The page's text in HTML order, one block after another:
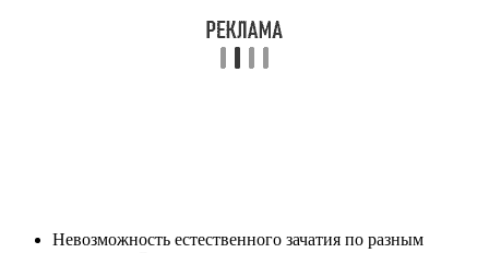
Невозможность естественного зачатия по разным